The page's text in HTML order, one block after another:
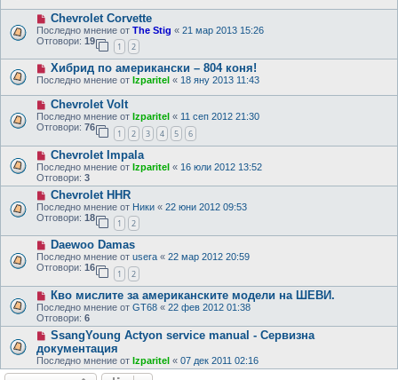
Chevrolet Corvette
Последно мнение от The Stig « 21 мар 2013 15:26
Отговори: 19
1 2
Хибрид по американски – 804 коня!
Последно мнение от Izparitel « 18 яну 2013 11:43
Chevrolet Volt
Последно мнение от Izparitel « 11 сеп 2012 21:30
Отговори: 76
1 2 3 4 5 6
Chevrolet Impala
Последно мнение от Izparitel « 16 юли 2012 13:52
Отговори: 3
Chevrolet HHR
Последно мнение от Ники « 22 юни 2012 09:53
Отговори: 18
1 2
Daewoo Damas
Последно мнение от usera « 22 мар 2012 20:59
Отговори: 16
1 2
Кво мислите за американските модели на ШЕВИ.
Последно мнение от GT68 « 22 фев 2012 01:38
Отговори: 6
SsangYoung Actyon sеrviсе mаnuаl - Сервизна
документация
Последно мнение от Izparitel « 07 дек 2011 02:16